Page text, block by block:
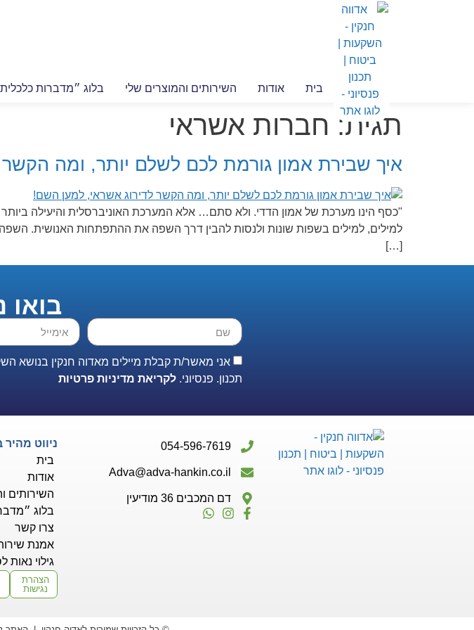
בית אודות השירותים והמוצרים שלי בלוג ״מדברות
תגית: חברות אשראי
איך שבירת אמון גורמת לכם לשלם יותר, ומה
"כסף הינו מערכת של אמון הדדי. ולא סתם… אלא המערכת האוניברסלית והיעילה
למילים, למילים בשפות שונות ולנסות להבין דרך השפה את ההתפתחות האנושית.
[…]
בואו
אני מאשר/ת קבלת מיילים מאדוה חנקין בנושא
תכנון. פנסיוני. לקריאת מדיניות פרטיות
054-596-7619
Adva@adva-hankin.co.il
דם המכבים 36 מודיעין
ניווט
בית
אודות
השירותים
בלוג
צרו קשר
אמנת
גילוי נאות
הצהרת
נגישות